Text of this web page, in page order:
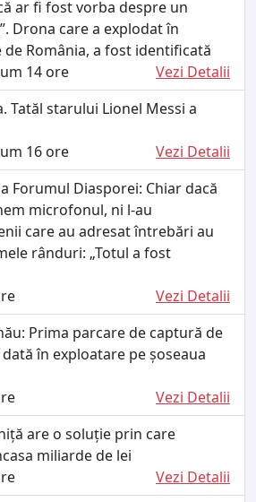
ar fi fost vorba despre un
Drona care a explodat în
România, a fost identificată
14 ore
Vezi Detalii
Tatăl starului Lionel Messi a
16 ore
Vezi Detalii
Forumul Diasporei: Chiar dacă
microfonul, ni l-au
care au adresat întrebări au
rânduri: „Totul a fost
Vezi Detalii
Prima parcare de captură de
în exploatare pe șoseaua
Vezi Detalii
are o soluție prin care
miliarde de lei
Vezi Detalii